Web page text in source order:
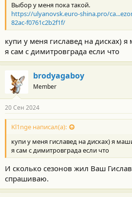
и
:
Выбор у меня пока такой.
https://ulyanovsk.euro-shina.pro/
82ac-f0761c2b2f1f/
купи у меня гиславед на дисках)
я сам с димитровграда если что
brodyagaboy
Member
20 Сен 2024
Kl1nge написал(а):
купи у меня гиславед на дисках) я
я сам с димитровграда если что
И сколько сезонов жил Ваш
спрашиваю.